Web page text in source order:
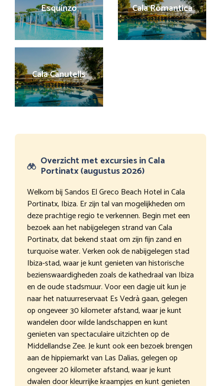
Esquinzo Cala Romantica
Cala Canutells
Overzicht met excursies in Cala
Portinatx (augustus 2026)
Welkom bij Sandos El Greco Beach Hotel in Cala
Portinatx, Ibiza. Er zijn tal van mogelijkheden om
deze prachtige regio te verkennen. Begin met een
bezoek aan het nabijgelegen strand van Cala
Portinatx, dat bekend staat om zijn fijn zand en
turquoise water. Verken ook de nabijgelegen stad
Ibiza-stad, waar je kunt genieten van historische
bezienswaardigheden zoals de kathedraal van Ibiza
en de oude stadsmuur. Voor een dagje uit kun je
naar het natuurreservaat Es Vedrà gaan, gelegen
op ongeveer 30 kilometer afstand, waar je kunt
wandelen door wilde landschappen en kunt
genieten van spectaculaire uitzichten op de
Middellandse Zee. Je kunt ook een bezoek brengen
aan de hippiemarkt van Las Dalias, gelegen op
ongeveer 20 kilometer afstand, waar je kunt
dwalen door kleurrijke kraampjes en kunt genieten